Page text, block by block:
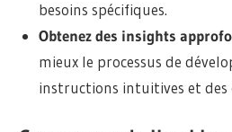
besoins spécifiques.
Obtenez des insights
mieux le processus de
instructions intuitives et